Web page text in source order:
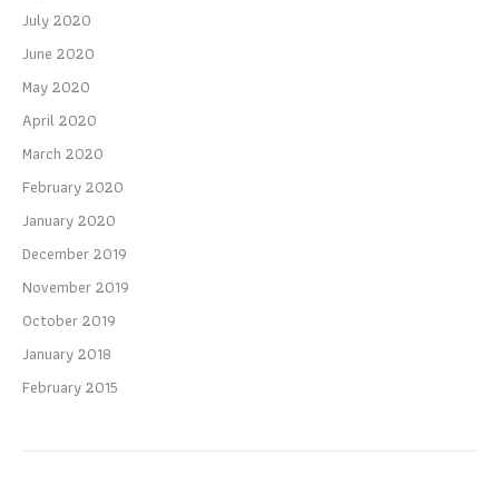
July 2020
June 2020
May 2020
April 2020
March 2020
February 2020
January 2020
December 2019
November 2019
October 2019
January 2018
February 2015